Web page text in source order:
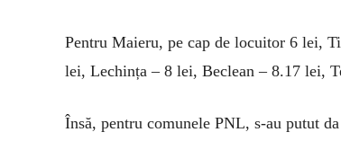
Pentru Maieru, pe cap de locuitor 6 lei,
lei, Lechința – 8 lei, Beclean – 8.17 lei,
Însă, pentru comunele PNL, s-au putut